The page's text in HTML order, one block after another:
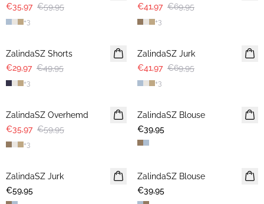
€35,97 €59,95
+3
€41,97 €69,95
+3
ZalindaSZ Shorts
€29,97 €49,95
+3
ZalindaSZ Jurk
€41,97 €69,95
+3
ZalindaSZ Overhemd
€35,97 €59,95
+3
ZalindaSZ Blouse
€39,95
ZalindaSZ Jurk
€59,95
ZalindaSZ Blouse
€39,95